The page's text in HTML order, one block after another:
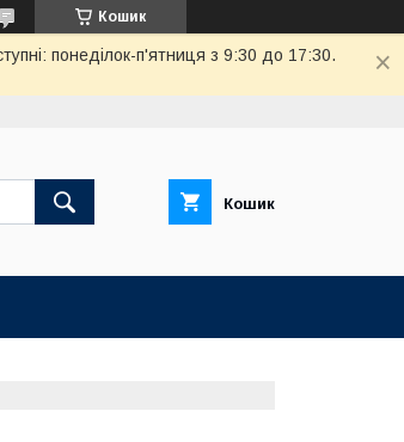
Кошик
понеділок-п'ятниця з 9:30 до 17:30.
Кошик